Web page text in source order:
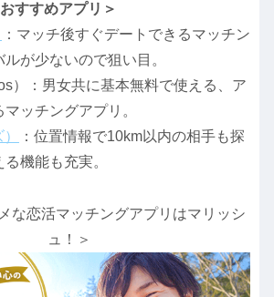
すすめアプリ＞
：マッチ後すぐデートできるマッチン
が少ないので狙い目。
）：男女共に基本無料で使える、ア
ッチングアプリ。
：位置情報で10km以内の相手も探
機能も充実。
な恋活マッチングアプリはマリッシ
ュ！＞